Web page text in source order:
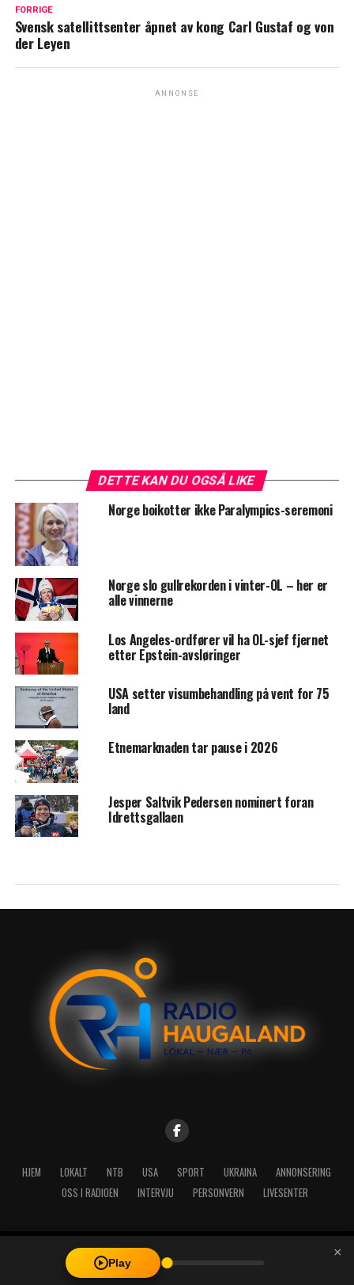
FORRIGE
Svensk satellittsenter åpnet av kong Carl Gustaf og von
der Leyen
ANNONSE
DETTE KAN DU OGSÅ LIKE
Norge boikotter ikke Paralympics-seremoni
Norge slo gullrekorden i vinter-OL – her er
alle vinnerne
Los Angeles-ordfører vil ha OL-sjef fjernet
etter Epstein-avsløringer
USA setter visumbehandling på vent for 75
land
Etnemarknaden tar pause i 2026
Jesper Saltvik Pedersen nominert foran
Idrettsgallaen
HJEM LOKALT NTB USA SPORT UKRAINA
ANNONSERING
OSS I RADIOEN
INTERVJU PERSONVERN LIVESENTER
Copyright © 2026 A-Media AS | Radio Haugaland - Haraldsgata 114,
5527 Haugesund - Mail: post@radioh.no - Telefon: 52717273
Play
×